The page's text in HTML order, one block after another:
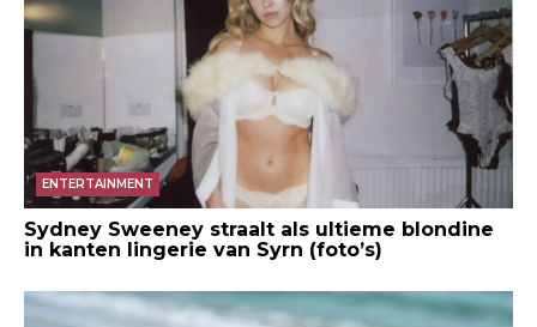
ENTERTAINMENT
Sydney Sweeney straalt als ultieme blondine
in kanten lingerie van Syrn (foto’s)